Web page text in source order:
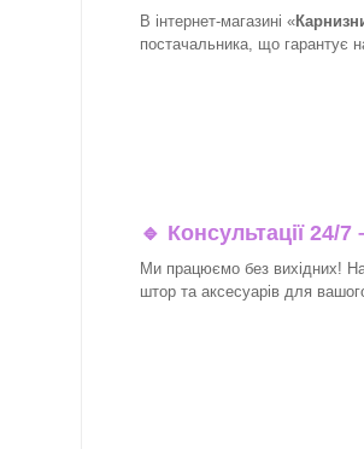
В інтернет-магазині «
постачальника, що гарантує
🔹 Консультації 24/
Ми працюємо без вихідних!
штор та аксесуарів для